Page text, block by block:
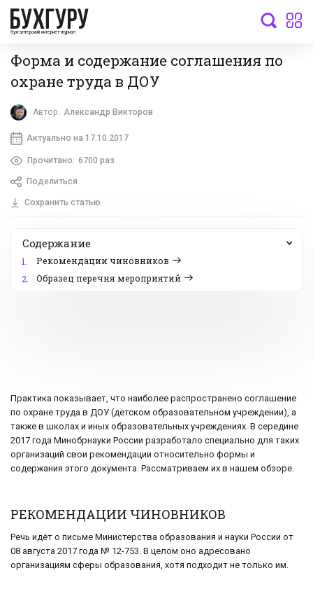
бухгалтерский интернет-журнал
Форма и содержание соглашения по
охране труда в ДОУ
Автор: Александр Викторов
Актуально на 17.10.2017
Прочитано: 6700 раз
Поделиться
Сохранить статью
Содержание
1.
Рекомендации чиновников
2.
Образец перечня мероприятий
Практика показывает, что наиболее распространено соглашение
по охране труда в ДОУ (детском образовательном учреждении), а
также в школах и иных образовательных учреждениях. В середине
2017 года Минобрнауки России разработало специально для таких
организаций свои рекомендации относительно формы и
содержания этого документа. Рассматриваем их в нашем обзоре.
РЕКОМЕНДАЦИИ ЧИНОВНИКОВ
Речь идёт о письме Министерства образования и науки России от
08 августа 2017 года № 12-753. В целом оно адресовано
организациям сферы образования, хотя подходит не только им.